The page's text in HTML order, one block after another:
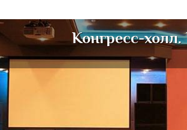
Конгресс-